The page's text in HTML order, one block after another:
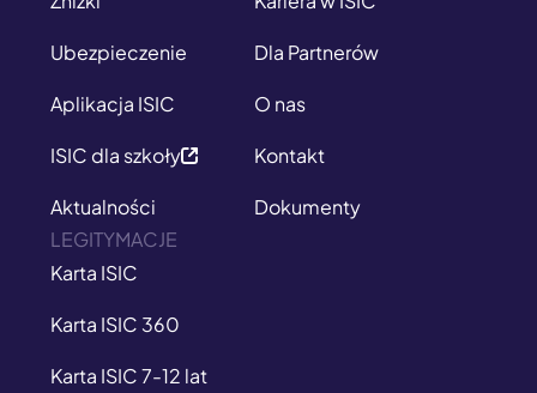
Ubezpieczenie
Aplikacja ISIC
ISIC dla szkoły
Aktualności
Dla Partnerów
O nas
Kontakt
Dokumenty
LEGITYMACJE
Karta ISIC
Karta ISIC 360
Karta ISIC 7-12 lat